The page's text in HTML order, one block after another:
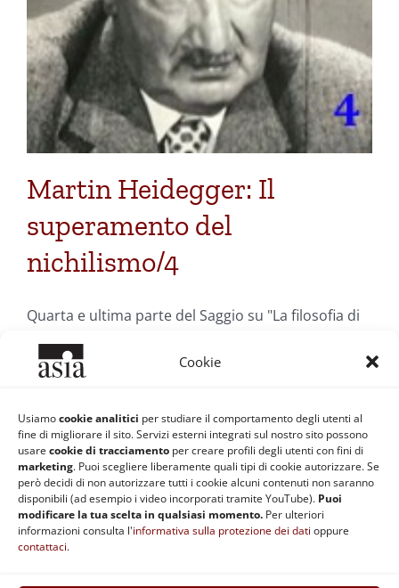
Cookie
Usiamocookie analitici per studiare il comportamento degli utenti al
fine di migliorare il sito. Servizi esterni integrati sul nostro sito possono
usare cookie di tracciamento per creare profili degli utenti con fini di
marketing. Puoi scegliere liberamente quali tipi di cookie autorizzare. Se
però decidi di non autorizzare tutti i cookie alcuni contenuti non saranno
disponibili (ad esempio i video incorporati tramite YouTube). Puoi
modificare la tua scelta in qualsiasi momento. Per ulteriori
informazioni consulta l'informativa sulla protezione dei dati oppure
contattaci.
Martin Heidegger: Il
superamento del
nichilismo/4
Quarta e ultima parte del Saggio su "La filosofia di
Martin Heidegger"
Occidentale | Tag:essere,etica,Heidegger ,la filosofia di Martin
Heidegger
oblio
Continua a leggere